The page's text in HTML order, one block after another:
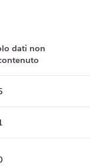
dati non